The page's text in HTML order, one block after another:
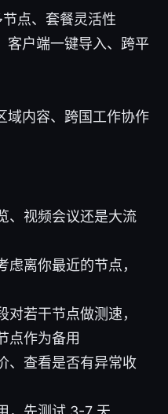
点、套餐灵活性
客户端一键导入、跨平
域内容、跨国工作协作
、视频会议还是大流
离你最近的节点，
若干节点做测速，
点作为备用
、查看是否有异常收